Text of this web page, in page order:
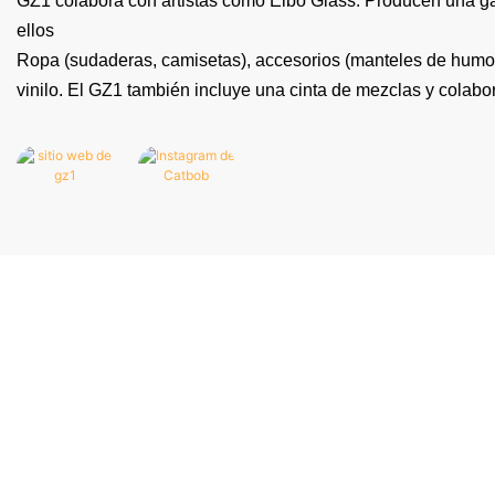
ellos
Ropa (sudaderas, camisetas), accesorios (manteles de
vinilo. El GZ1 también incluye una cinta de mezclas y